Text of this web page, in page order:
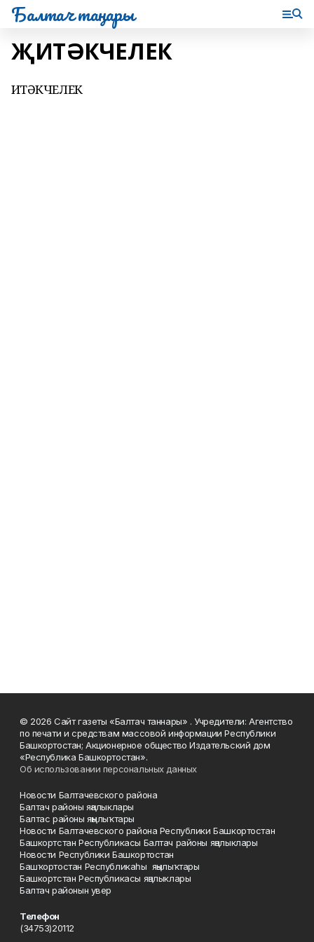
Балтач таңнары
ҖИТӘКЧЕЛЕК
ҖИТӘКЧЕЛЕК
© 2026 Сайт газеты «Балтач таннары» . Учредители: Агентство
по печати и средствам массовой информации Республики
Башкортостан; Акционерное общество Издательский дом
«Республика Башкортостан».
Об использовании персональных данных
Новости Балтачевского района
Балтач районы яңалыклары
Балтас районы яңылыҡтары
Новости Балтачевского района Республики Башкортостан
Башкортстан Республикасы Балтач районы яңалыклары
Новости Республики Башкортостан
Башҡортостан Республикаһы яңылыҡтары
Башкортстан Республикасы яңалыклары
Балтач районын увер
Телефон
(34753)20112